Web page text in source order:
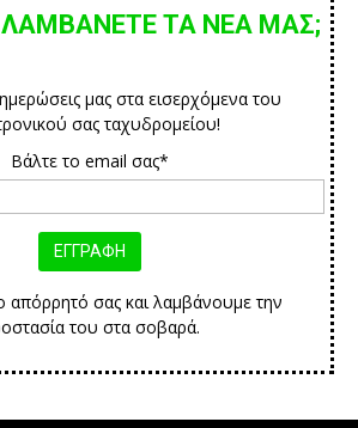
ΤΑ ΝΕΑ ΜΑΣ;
μας στα εισερχόμενα του
σας ταχυδρομείου!
Βάλτε το email σας*
απόρρητό σας και λαμβάνουμε την
του στα σοβαρά.